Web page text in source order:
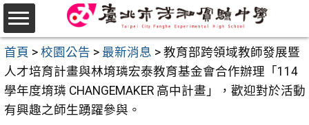
跳
至
主
要
內
容
首頁 > 校園公告 > 最新消息 > 教育部跨領域教師發展暨
人才培育計畫與林堉璘宏泰教育基金會合作辦理「114
學年度堉璘 CHANGEMAKER 高中計畫」，歡迎對於活動
有興趣之師生踴躍參與。
選
單